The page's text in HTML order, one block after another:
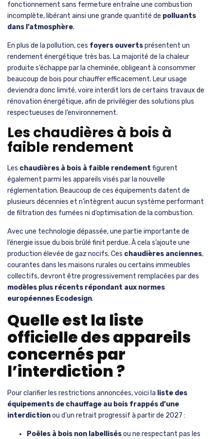
fonctionnement sans fermeture entraîne une combustion
incomplète, libérant ainsi une grande quantité de polluants
dans l’atmosphère.
En plus de la pollution, ces foyers ouvertsprésentent un
rendement énergétique très bas. La majorité de la chaleur
produite s’échappe par la cheminée, obligeant à consommer
beaucoup de bois pour chauffer efficacement. Leur usage
deviendra donc limité, voire interdit lors de certains travaux de
rénovation énergétique, afin de privilégier des solutions plus
respectueuses de l’environnement.
Les chaudières à bois à
faible rendement
Les chaudières à bois à faible rendement figurent
également parmi les appareils visés par la nouvelle
réglementation. Beaucoup de ces équipements datent de
plusieurs décennies et n’intègrent aucun système performant
de filtration des fumées ni d’optimisation de la combustion.
Avec une technologie dépassée, une partie importante de
l’énergie issue du bois brûlé finit perdue. À cela s’ajoute une
production élevée de gaz nocifs. Ces chaudières anciennes,
courantes dans les maisons rurales ou certains immeubles
collectifs, devront être progressivement remplacées par des
modèles plus récents répondant aux normes
européennes Ecodesign.
Quelle est la liste
officielle des appareils
concernés par
l’interdiction ?
Pour clarifier les restrictions annoncées, voici la liste des
équipements de chauffage au bois frappés d’une
interdictionou d’un retrait progressif à partir de 2027 :
Poêles à bois non labellisésou ne respectant pas les